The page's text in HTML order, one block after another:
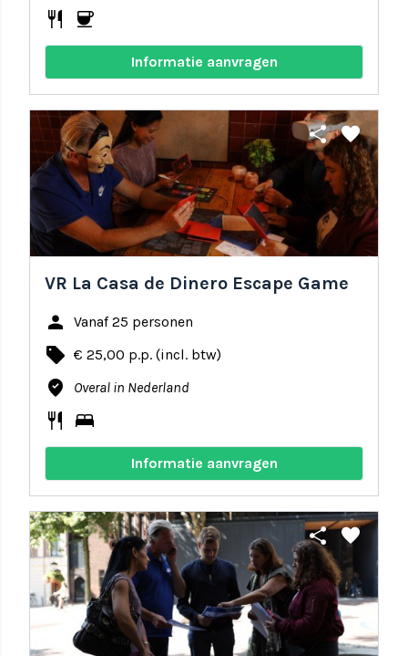
restaurant coffee
Informatie aanvragen
share favorite
VR La Casa de Dinero Escape Game
person Vanaf 25 personen
local_offer € 25,00 p.p. (incl. btw)
where_to_vote Overal in Nederland
restaurant bed
Informatie aanvragen
share favorite